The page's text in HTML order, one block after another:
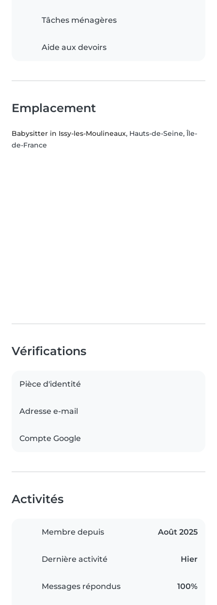
Tâches ménagères
Aide aux devoirs
Emplacement
Babysitter in Issy-les-Moulineaux, Hauts-de-Seine, Île-
de-France
Vérifications
Pièce d'identité
Adresse e-mail
Compte Google
Activités
Membre depuis Août 2025
Dernière activité Hier
Messages répondus 100%